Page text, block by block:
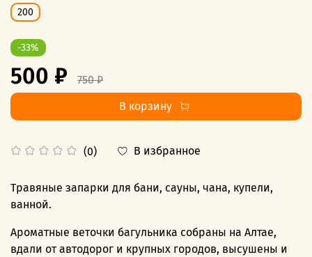
(0) В избранное
200
-33%
500 ₽
750 ₽
В корзину
Травяные запарки для бани, сауны, чана, купели,
ванной.
Ароматные веточки багульника собраны на Алтае,
вдали от автодорог и крупных городов, высушены и